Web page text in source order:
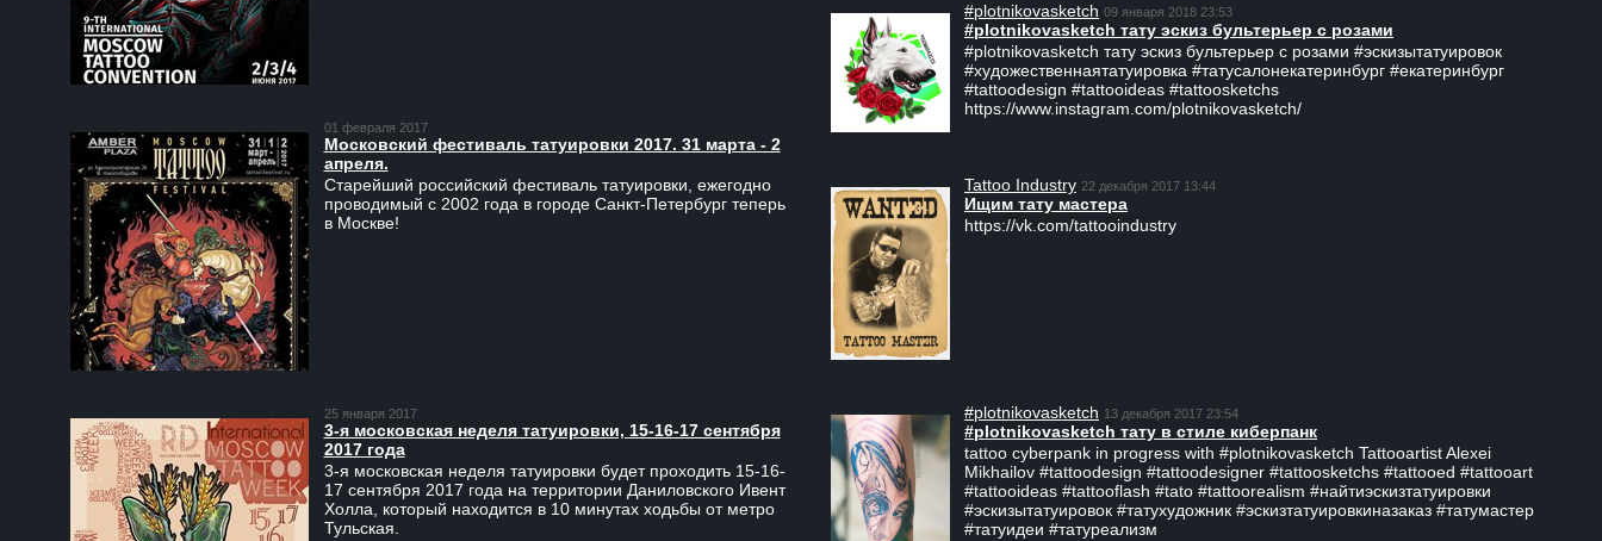
01 февраля 2017
Московский фестиваль татуировки 2017. 31 марта - 2
апреля.
Старейший российский фестиваль татуировки, ежегодно
проводимый с 2002 года в городе Санкт-Петербург теперь
в Москве!
25 января 2017
3-я московская неделя татуировки, 15-16-17 сентября
2017 года
3-я московская неделя татуировки будет проходить 15-16-
17 сентября 2017 года на территории Даниловского Ивент
Холла, который находится в 10 минутах ходьбы от метро
Тульская.
#plotnikovasketch 09 января 2018 23:53
#plotnikovasketch тату эскиз бультерьер с розами
#plotnikovasketch тату эскиз бультерьер с розами #эскизытатуировок
#художественнаятатуировка #татусалонекатеринбург #екатеринбург
#tattoodesign #tattooideas #tattoosketchs
https://www.instagram.com/plotnikovasketch/
Tattoo Industry 22 декабря 2017 13:44
Ищим тату мастера
https://vk.com/tattooindustry
#plotnikovasketch 13 декабря 2017 23:54
#plotnikovasketch тату в стиле киберпанк
tattoo cyberpank in progress with #plotnikovasketch Tattooartist Alexei
Mikhailov #tattoodesign #tattoodesigner #tattoosketchs #tattooed #tattooart
#tattooideas #tattooflash #tato #tattoorealism #найтиэскизтатуировки
#эскизытатуировок #татухудожник #эскизтатуировкиназаказ #татумастер
#татуидеи #татуреализм